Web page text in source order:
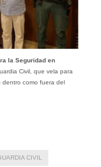
la Seguridad en
Civil, que vela para
como fuera del
CIVIL